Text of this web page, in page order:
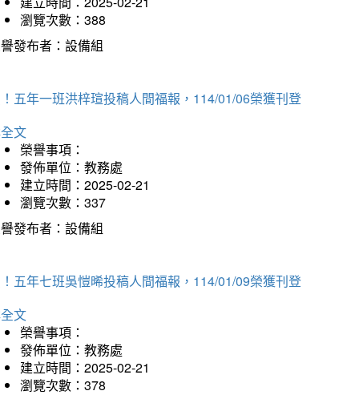
瀏覽次數：388
發布者：設備組
五年一班洪梓瑄投稿人間福報，114/01/06榮獲刊登
文
榮譽事項：
發佈單位：教務處
建立時間：2025-02-21
瀏覽次數：337
發布者：設備組
五年七班吳愷晞投稿人間福報，114/01/09榮獲刊登
文
榮譽事項：
發佈單位：教務處
建立時間：2025-02-21
瀏覽次數：378